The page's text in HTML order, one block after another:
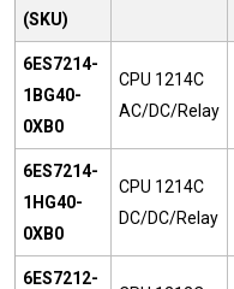
(SKU)
6ES7214-
1BG40-
0XB0
CPU 1214C
AC/DC/Relay
6ES7214-
1HG40-
0XB0
CPU 1214C
DC/DC/Relay
6ES7212-